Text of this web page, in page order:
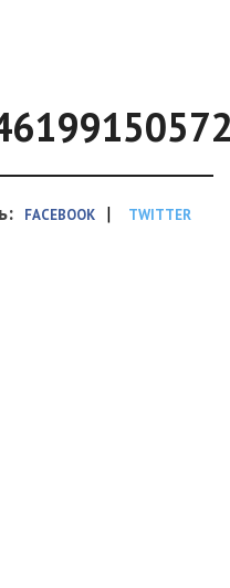
FACEBOOK | TWITTER